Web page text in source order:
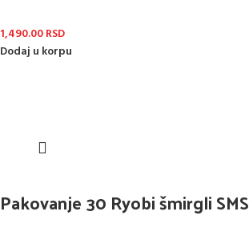
1,490.00RSD
Dodaj u korpu
Pakovanje 30 Ryobi šmirgli